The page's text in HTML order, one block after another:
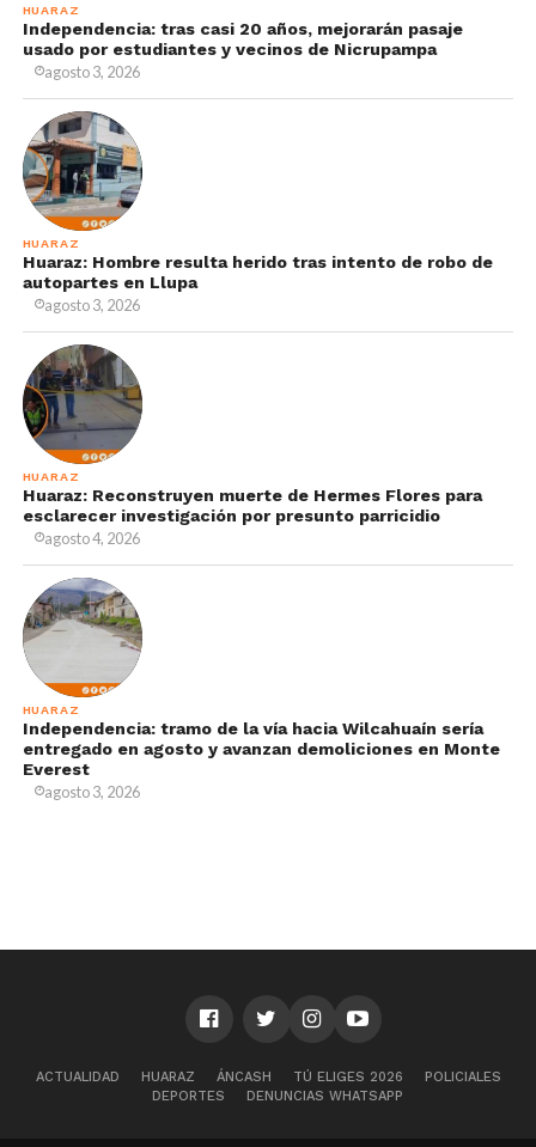
HUARAZ
Independencia: tras casi 20 años, mejorarán pasaje
usado por estudiantes y vecinos de Nicrupampa
agosto 3, 2026
HUARAZ
Huaraz: Hombre resulta herido tras intento de robo de
autopartes en Llupa
agosto 3, 2026
HUARAZ
Huaraz: Reconstruyen muerte de Hermes Flores para
esclarecer investigación por presunto parricidio
agosto 4, 2026
HUARAZ
Independencia: tramo de la vía hacia Wilcahuaín sería
entregado en agosto y avanzan demoliciones en Monte
Everest
agosto 3, 2026
ACTUALIDAD HUARAZ ÁNCASH TÚ ELIGES 2026
POLICIALES
DEPORTES
DENUNCIAS WHATSAPP